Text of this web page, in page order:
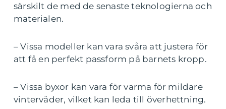
särskilt de med de senaste teknologierna och
materialen.
– Vissa modeller kan vara svåra att justera för
att få en perfekt passform på barnets kropp.
– Vissa byxor kan vara för varma för mildare
vinterväder, vilket kan leda till överhettning.